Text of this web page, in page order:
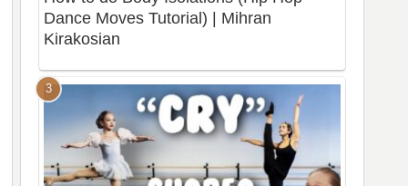
Dance Moves Tutorial) | Mihran
Kirakosian